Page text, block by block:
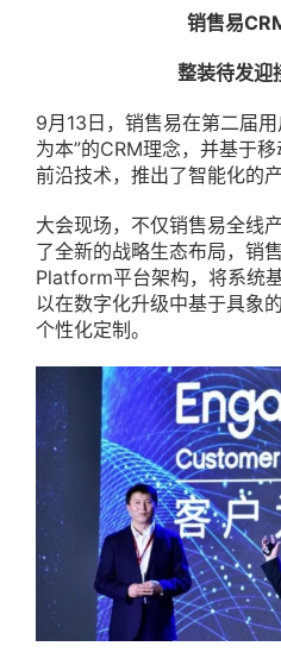
销售易
整装待发迎
9月13日，销售易在第二届
为本”的CRM理念，并基于
前沿技术，推出了智能化的产
大会现场，不仅销售易全线
了全新的战略生态布局，销
Platform平台架构，将系统
以在数字化升级中基于具象
个性化定制。